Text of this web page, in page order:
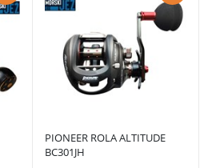
PIONEER ROLA ALTITUDE
BC301JH